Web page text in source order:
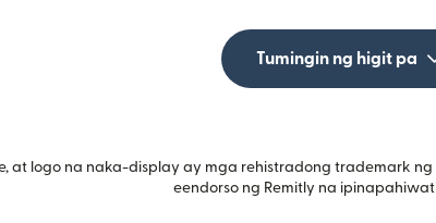
Tumingin ng higit pa
at logo na naka-display ay mga rehistradong trademark
eendorso ng Remitly na